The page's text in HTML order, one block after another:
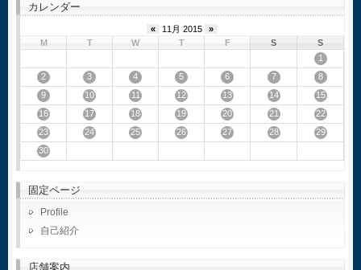
カレンダー
« 11月 2015
»
M
T W T F S
S
1
2
3 4 5 6 7
8
9
10 11 12 13 14
15
16
17 18 19 20 21
22
23
24 25 26 27 28
29
30
固定ページ
Profile
自己紹介
店舗案内